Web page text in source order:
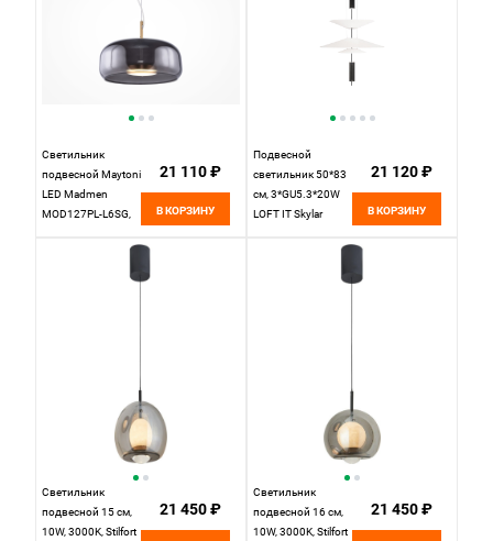
Светильник
подвесной Maytoni
LED Madmen
MOD127PL-L6SG,
21 110 ₽
В КОРЗИНУ
Подвесной
светильник 50*83
см, 3*GU5.3*20W
LOFT IT Skylar
21 120 ₽
В КОРЗИНУ
Светильник
подвесной 15 см,
10W, 3000K, Stilfort
21 450 ₽
Светильник
подвесной 16 см,
10W, 3000K, Stilfort
21 450 ₽